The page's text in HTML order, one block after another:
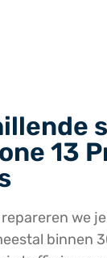
13
we
binnen